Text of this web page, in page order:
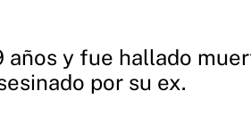
años y fue hallado
por su ex.